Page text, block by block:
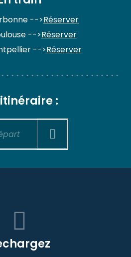
-->Réserver
-->Réserver
-->Réserver
: